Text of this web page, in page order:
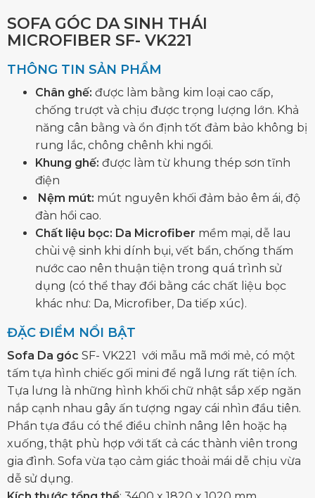
SOFA GÓC DA SINH THÁI
MICROFIBER SF- VK221
THÔNG TIN SẢN PHẨM
Chân ghế: được làm bằng kim loại cao cấp,
chống trượt và chịu được trọng lượng lớn. Khả
năng cân bằng và ổn định tốt đảm bảo không bị
rung lắc, chông chênh khi ngồi.
Khung ghế: được làm từ khung thép sơn tĩnh
điện
Nệm mút: mút nguyên khối đảm bảo êm ái, độ
đàn hồi cao.
Chất liệu bọc: Da Microfiber mềm mại, dễ lau
chùi vệ sinh khi dính bụi, vết bẩn, chống thấm
nước cao nên thuận tiện trong quá trình sử
dụng (có thể thay đổi bằng các chất liệu bọc
khác như: Da, Microfiber, Da tiếp xúc).
ĐẶC ĐIỂM NỔI BẬT
Sofa Da góc SF- VK221 với mẫu mã mới mẻ, có một
tấm tựa hình chiếc gối mini để ngã lưng rất tiện ích.
Tựa lưng là những hình khối chữ nhật sắp xếp ngăn
nắp cạnh nhau gây ấn tượng ngay cái nhìn đầu tiên.
Phần tựa đầu có thể điều chỉnh nâng lên hoặc hạ
xuống, thật phù hợp với tất cả các thành viên trong
gia đình. Sofa vừa tạo cảm giác thoải mái dễ chịu vừa
dễ sử dụng.